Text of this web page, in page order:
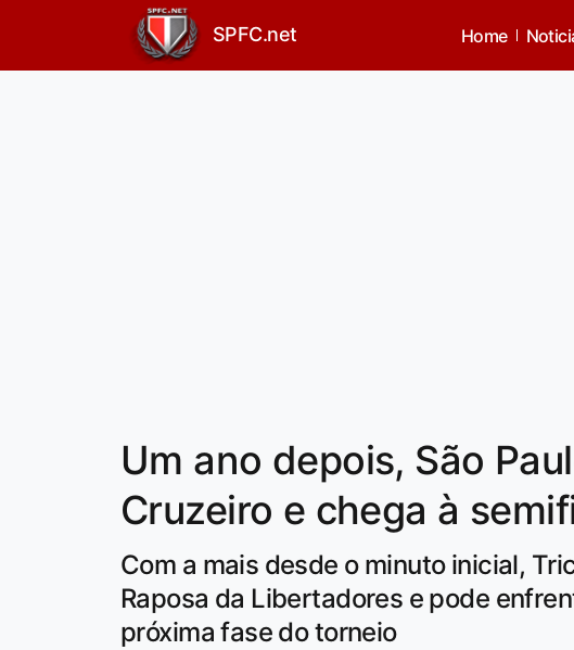
SPFC.net Home
Um ano depois, São
Cruzeiro e chega à
Com a mais desde o minuto inicial,
Raposa da Libertadores e pode
próxima fase do torneio